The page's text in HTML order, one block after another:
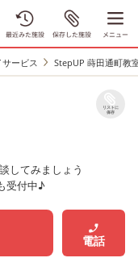
ービス StepUP 蒔田通町教
リストに
保存
してみましょう
受付中♪
電話